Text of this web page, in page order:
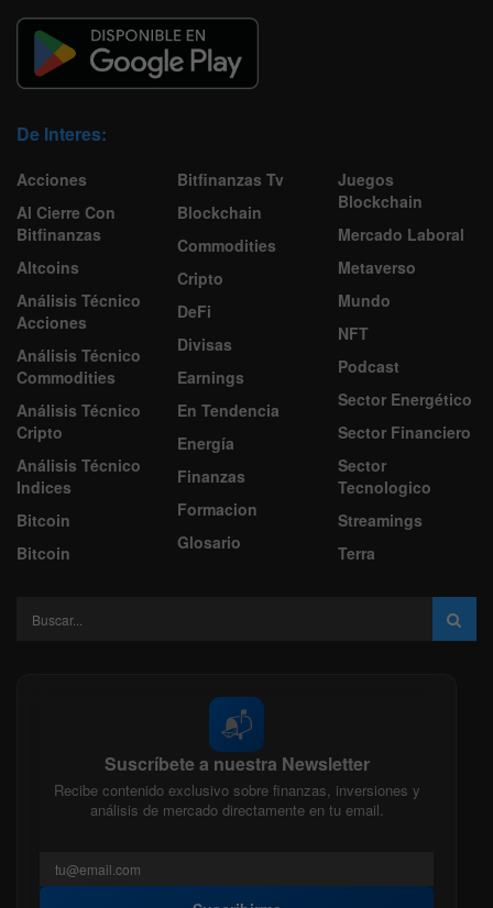
De Interes:
Acciones
Al Cierre Con
Bitfinanzas
Altcoins
Análisis Técnico
Acciones
Análisis Técnico
Commodities
Análisis Técnico
Cripto
Análisis Técnico
Indices
Bitcoin
Bitcoin
Bitfinanzas Tv
Blockchain
Commodities
Cripto
DeFi
Divisas
Earnings
En Tendencia
Energía
Finanzas
Formacion
Glosario
Juegos
Blockchain
Mercado Laboral
Metaverso
Mundo
NFT
Podcast
Sector Energético
Sector Financiero
Sector
Tecnologico
Streamings
Terra
📬
Suscríbete a nuestra Newsletter
Recibe contenido exclusivo sobre finanzas, inversiones y
análisis de mercado directamente en tu email.